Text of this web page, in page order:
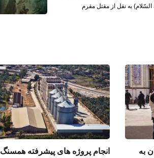
السّلام) به نقل از مقتل مقرم
به
انجام پروژه های پیشرفته همسنگ